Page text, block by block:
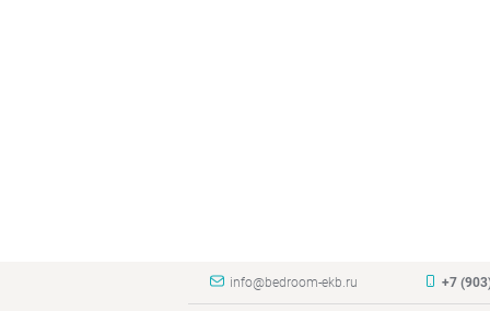
info@bedroom-ekb.ru +7